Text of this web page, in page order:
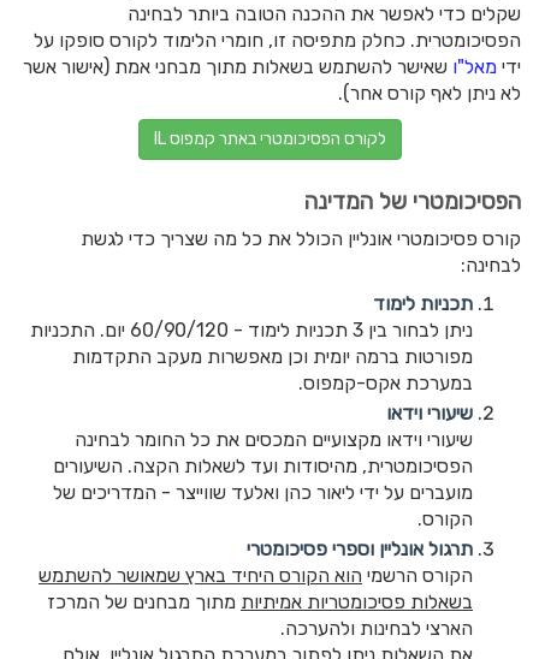
שקלים כדי לאפשר את ההכנה הטובה ביותר לבחינה
הפסיכומטרית. כחלק מתפיסה זו, חומרי הלימוד לקורס סופקו על
ידי מאל"ו שאישר להשתמש בשאלות מתוך מבחני אמת (אישור אשר
לא ניתן לאף קורס אחר).
לקורס הפסיכומטרי באתר קמפוס IL
הפסיכומטרי של המדינה
קורס פסיכומטרי אונליין הכולל את כל מה שצריך כדי לגשת
לבחינה:
תכניות לימוד
ניתן לבחור בין 3 תכניות לימוד - 60/90/120 יום. התכניות
מפורטות ברמה יומית וכן מאפשרות מעקב התקדמות
במערכת אקס-קמפוס.
שיעורי וידאו
שיעורי וידאו מקצועיים המכסים את כל החומר לבחינה
הפסיכומטרית, מהיסודות ועד לשאלות הקצה. השיעורים
מועברים על ידי ליאור כהן ואלעד שווייצר - המדריכים של
הקורס.
תרגול אונליין וספרי פסיכומטרי
הקורס הרשמי הוא הקורס היחיד בארץ שמאושר להשתמש
בשאלות פסיכומטריות אמיתיות מתוך מבחנים של המרכז
הארצי לבחינות ולהערכה.